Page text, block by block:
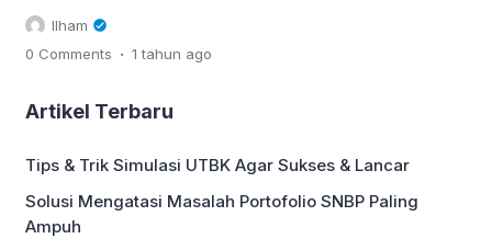
dengan perencanaan yang tepat, kamu
dapat mengumpulkan dana yang
diperlukan tanpa tekanan berlebih.
biaya kuliah S2 yang mungkin dapat
membantu dalam menyiapkan biaya
Anggaran yang Detail Langkah pertama
menyusun rencana anggaran […]
Ilham
0 Comments . 1 tahun ago
Artikel Terbaru
Tips & Trik Simulasi UTBK Agar Sukses & Lancar
Solusi Mengatasi Masalah Portofolio SNBP Paling
Ampuh